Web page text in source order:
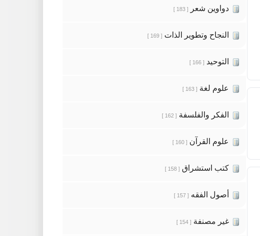
دواوين شعر [ 183 ]
النجاح وتطوير الذات [ 169 ]
التوحيد [ 166 ]
علوم لغة [ 163 ]
الفكر والفلسفة [ 162 ]
علوم القرآن [ 160 ]
كتب استشراق [ 158 ]
أصول الفقه [ 157 ]
غير مصنفة [ 154 ]